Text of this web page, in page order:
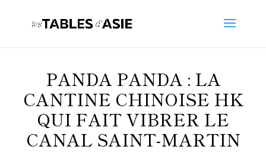
PANDA PANDA : LA
CANTINE CHINOISE HK
QUI FAIT VIBRER LE
CANAL SAINT-MARTIN